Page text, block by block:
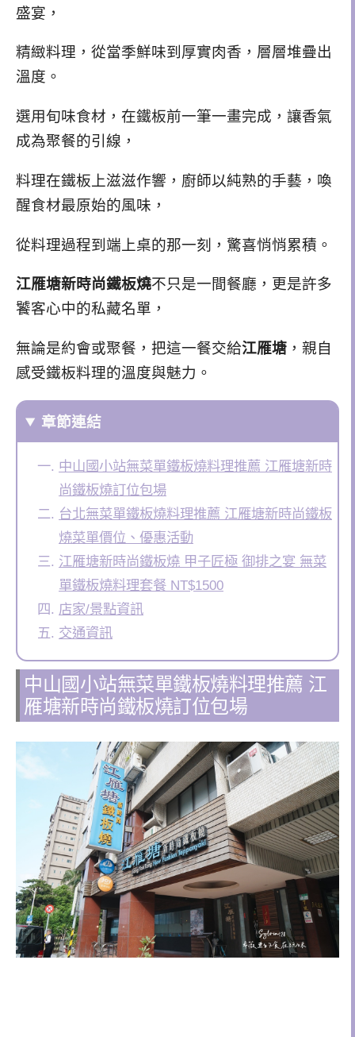
盛宴，
精緻料理，從當季鮮味到厚實肉香，層層堆疊出
溫度。
選用旬味食材，在鐵板前一筆一畫完成，讓香氣
成為聚餐的引線，
料理在鐵板上滋滋作響，廚師以純熟的手藝，喚
醒食材最原始的風味，
從料理過程到端上桌的那一刻，驚喜悄悄累積。
江雁塘新時尚鐵板燒不只是一間餐廳，更是許多
饕客心中的私藏名單，
無論是約會或聚餐，把這一餐交給江雁塘 ，親自
感受鐵板料理的溫度與魅力。
章節連結
中山國小站無菜單鐵板燒料理推薦 江雁塘新時
尚鐵板燒訂位包場
台北無菜單鐵板燒料理推薦 江雁塘新時尚鐵板
燒菜單價位、優惠活動
江雁塘新時尚鐵板燒 甲子匠極 御排之宴 無菜
單鐵板燒料理套餐 NT$1500
店家/景點資訊
交通資訊
中山國小站無菜單鐵板燒料理推薦 江
雁塘新時尚鐵板燒訂位包場